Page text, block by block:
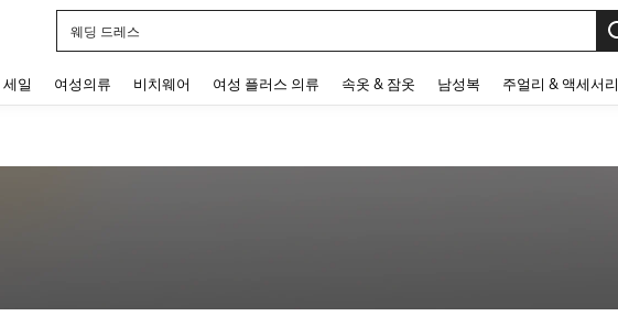
웨딩 드레스
세일 여성의류 비치웨어 여성 플러스 의류 속옷 & 잠옷 남성복 주얼리 & 액세서리